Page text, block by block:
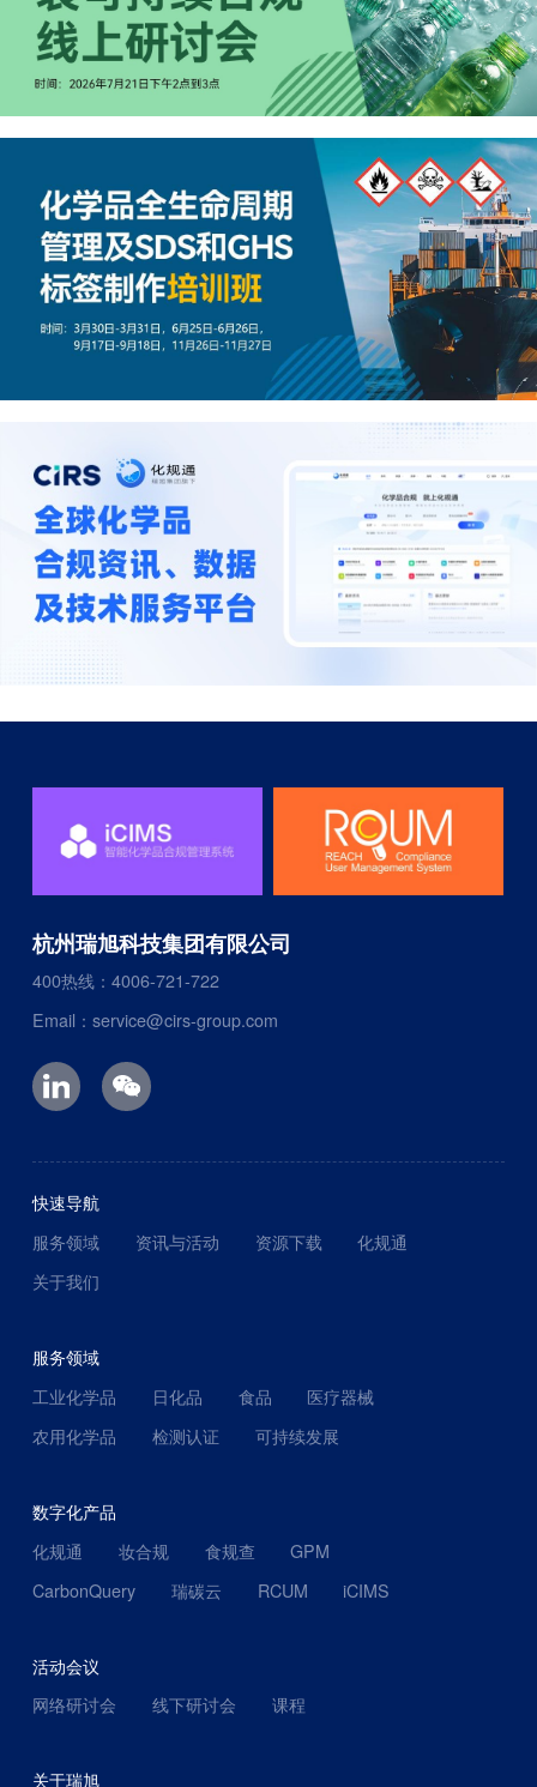
杭州瑞旭科技集团有限公司
400热线：4006-721-722
Email：service@cirs-group.com
快速导航
服务领域
资讯与活动 资源下载
化规通
关于我们
服务领域
工业化学品
日化品 食品
医疗器械
农用化学品
检测认证 可持续发展
数字化产品
化规通
妆合规 食规查
GPM
CarbonQuery
瑞碳云 RCUM iCIMS
活动会议
网络研讨会
线下研讨会 课程
关于瑞旭